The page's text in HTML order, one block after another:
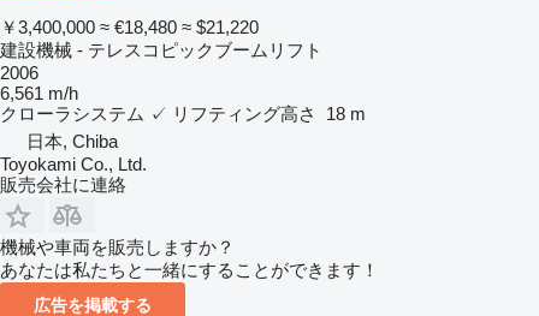
￥3,400,000 ≈ €18,480 ≈ $21,220
建設機械 - テレスコピックブームリフト
2006
6,561 m/h
クローラシステム ✓ リフティング高さ
18 m
日本, Chiba
Toyokami Co., Ltd.
販売会社に連絡
機械や車両を販売しますか？
あなたは私たちと一緒にすることができます！
広告を掲載する